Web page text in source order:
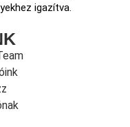
igazítva.